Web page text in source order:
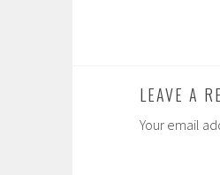
LEAVE A
Your email